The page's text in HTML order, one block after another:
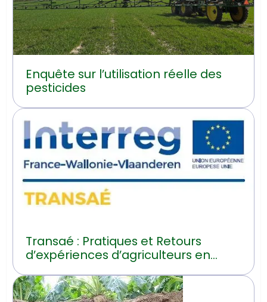
Enquête sur l’utilisation réelle des
pesticides
Transaé : Pratiques et Retours
d’expériences d’agriculteurs en